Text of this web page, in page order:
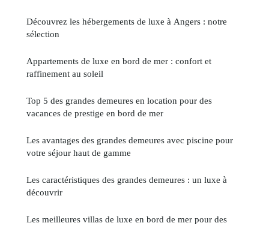
Découvrez les hébergements de luxe à Angers : notre
sélection
Appartements de luxe en bord de mer : confort et
raffinement au soleil
Top 5 des grandes demeures en location pour des
vacances de prestige en bord de mer
Les avantages des grandes demeures avec piscine pour
votre séjour haut de gamme
Les caractéristiques des grandes demeures : un luxe à
découvrir
Les meilleures villas de luxe en bord de mer pour des